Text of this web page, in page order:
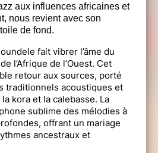
aux influences africaines et
nous revient avec son
de fond.
fait vibrer l’âme du
l’Afrique de l’Ouest. Cet
retour aux sources, porté
traditionnels acoustiques et
kora et la calebasse. La
sublime des mélodies à
offrant un mariage
ancestraux et